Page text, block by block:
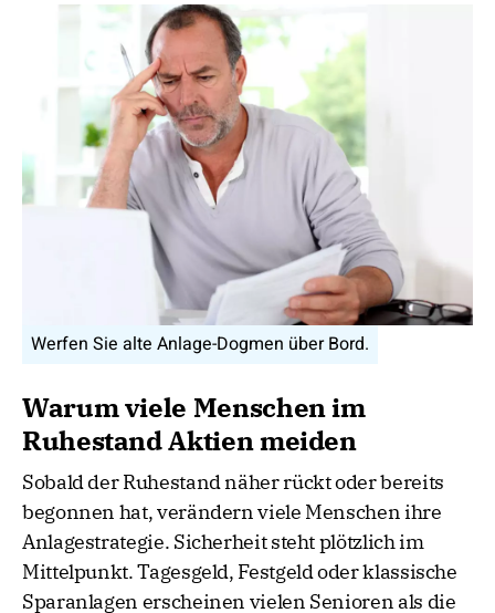
Werfen Sie alte Anlage-Dogmen über Bord.
Warum viele Menschen im
Ruhestand Aktien meiden
Sobald der Ruhestand näher rückt oder bereits
begonnen hat, verändern viele Menschen ihre
Anlagestrategie. Sicherheit steht plötzlich im
Mittelpunkt. Tagesgeld, Festgeld oder klassische
Sparanlagen erscheinen vielen Senioren als die